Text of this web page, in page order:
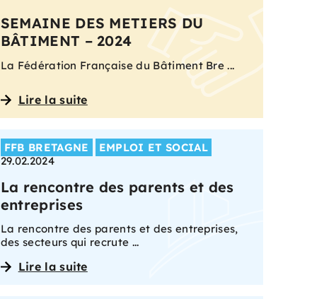
SEMAINE DES METIERS DU
BÂTIMENT – 2024
La Fédération Française du Bâtiment Bre ...
Lire la suite
FFB BRETAGNE
EMPLOI ET SOCIAL
29.02.2024
La rencontre des parents et des
entreprises
La rencontre des parents et des entreprises,
des secteurs qui recrute ...
Lire la suite